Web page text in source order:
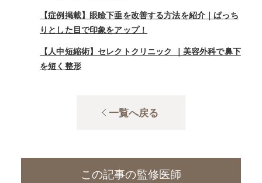
【症例掲載】眼瞼下垂を改善する方法を紹介｜ぱっち
りとした目で印象をアップ！
【人中短縮術】セレクトクリニック ｜美容外科で鼻下
を短く整形
一覧へ戻る
この記事の監修医師